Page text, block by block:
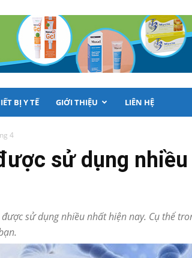
BỊ Y TẾ GIỚI THIỆU LIÊN HỆ
4
sử dụng
sử dụng nhiều nhất hiện nay. Cụ thể